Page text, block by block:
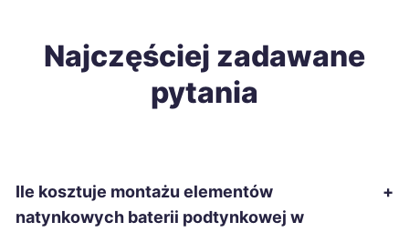
Inowrocław 310 zł
Chełm
Najczęściej zadawane
pytania
Ile kosztuje montażu elementów
natynkowych baterii podtynkowej w
+